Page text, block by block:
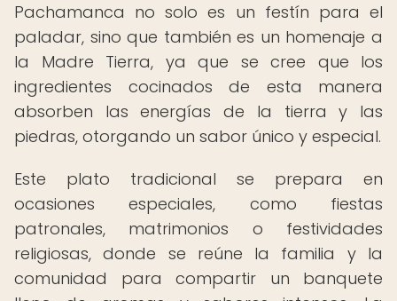
Pachamanca no solo es un festín para el
paladar, sino que también es un homenaje a
la Madre Tierra, ya que se cree que los
ingredientes cocinados de esta manera
absorben las energías de la tierra y las
piedras, otorgando un sabor único y especial.
Este plato tradicional se prepara en
ocasiones especiales, como fiestas
patronales, matrimonios o festividades
religiosas, donde se reúne la familia y la
comunidad para compartir un banquete